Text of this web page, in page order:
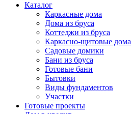
Каталог
Каркасные дома
Дома из бруса
Коттеджи из бруса
Каркасно-щитовые дома
Садовые домики
Бани из бруса
Готовые бани
Бытовки
Виды фундаментов
Участки
Готовые проекты